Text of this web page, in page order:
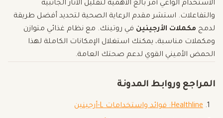
الاستخدام الواعي أمر بالغ الأهمية لتقليل الآثار الجانبية
والتفاعلات. استشر مقدم الرعاية الصحية لتحديد أفضل طريقة
لدمج مكملات الأرجينين في روتينك. مع نظام غذائي متوازن
ومكملات مناسبة، يمكنك استغلال الإمكانات الكاملة لهذا
الحمض الأميني القوي لدعم صحتك العامة.
المراجع وروابط المدونة
Healthline: فوائد واستخدامات L-أرجينين